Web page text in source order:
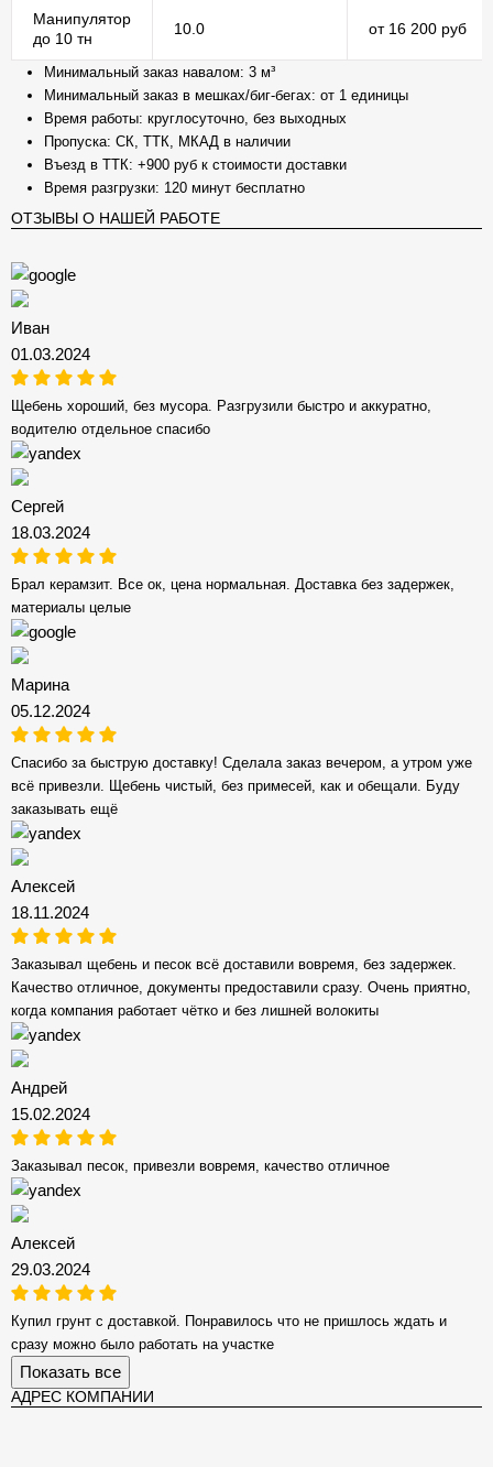
Манипулятор
до 10 тн
10.0 от 16 200 руб
Минимальный заказ навалом: 3 м³
Минимальный заказ в мешках/биг-бегах: от 1 единицы
Время работы: круглосуточно, без выходных
Пропуска: СК, ТТК, МКАД в наличии
Въезд в ТТК: +900 руб к стоимости доставки
Время разгрузки: 120 минут бесплатно
ОТЗЫВЫ О НАШЕЙ РАБОТЕ
Иван
01.03.2024
Щебень хороший, без мусора. Разгрузили быстро и аккуратно,
водителю отдельное спасибо
Сергей
18.03.2024
Брал керамзит. Все ок, цена нормальная. Доставка без задержек,
материалы целые
Марина
05.12.2024
Спасибо за быструю доставку! Сделала заказ вечером, а утром уже
всё привезли. Щебень чистый, без примесей, как и обещали. Буду
заказывать ещё
Алексей
18.11.2024
Заказывал щебень и песок всё доставили вовремя, без задержек.
Качество отличное, документы предоставили сразу. Очень приятно,
когда компания работает чётко и без лишней волокиты
Андрей
15.02.2024
Заказывал песок, привезли вовремя, качество отличное
Алексей
29.03.2024
Купил грунт с доставкой. Понравилось что не пришлось ждать и
сразу можно было работать на участке
Показать все
АДРЕС КОМПАНИИ